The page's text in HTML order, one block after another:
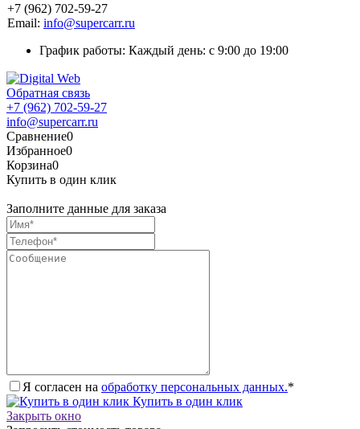
+7 (962) 702-59-27
Email: info@supercarr.ru
График работы: Каждый день: с 9:00 до 19:00
Обратная связь
+7 (962) 702-59-27
info@supercarr.ru
Сравнение0
Избранное0
Корзина0
Купить в один клик
Заполните данные для заказа
Я согласен на обработку персональных данных.*
Купить в один клик
Закрыть окно